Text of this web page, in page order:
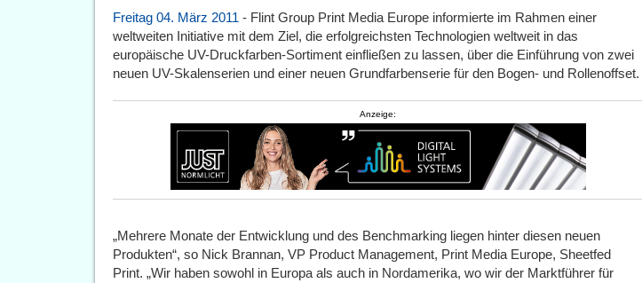
Freitag 04. März 2011 - Flint Group Print Media Europe informierte im Rahmen einer
weltweiten Initiative mit dem Ziel, die erfolgreichsten Technologien weltweit in das
europäische UV-Druckfarben-Sortiment einfließen zu lassen, über die Einführung von zwei
neuen UV-Skalenserien und einer neuen Grundfarbenserie für den Bogen- und Rollenoffset.
Anzeige:
„Mehrere Monate der Entwicklung und des Benchmarking liegen hinter diesen neuen
Produkten“, so Nick Brannan, VP Product Management, Print Media Europe, Sheetfed
Print. „Wir haben sowohl in Europa als auch in Nordamerika, wo wir der Marktführer für